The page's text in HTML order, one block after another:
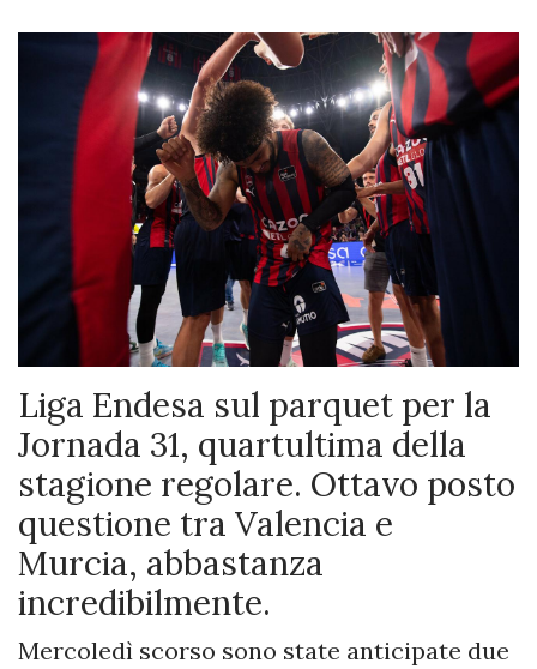
Liga Endesa sul parquet per la
Jornada 31, quartultima della
stagione regolare. Ottavo posto
questione tra Valencia e
Murcia, abbastanza
incredibilmente.
Mercoledì scorso sono state anticipate due